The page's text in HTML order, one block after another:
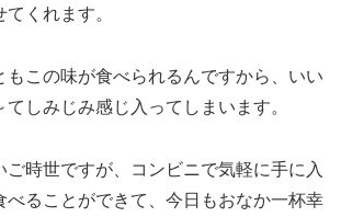
くれます。
もこの味が食べられるんですから、いい
しみじみ感じ入ってしまいます。
ご時世ですが、コンビニで気軽に手に入
べることができて、今日もおなか一杯幸